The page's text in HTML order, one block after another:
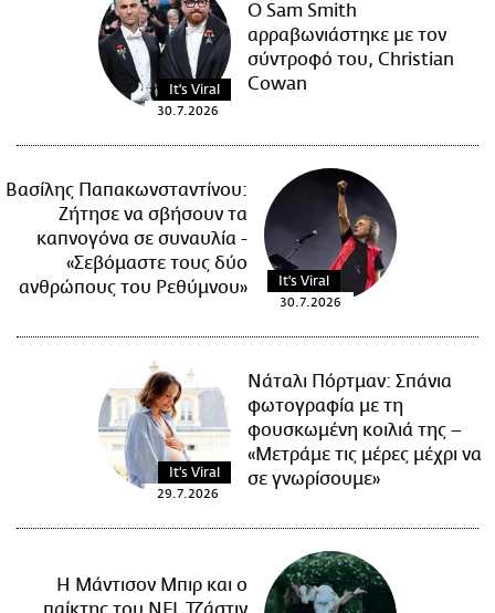
Ο Sam Smith
αρραβωνιάστηκε με τον
σύντροφό του, Christian
Cowan
It's Viral
30.7.2026
Βασίλης Παπακωνσταντίνου:
Ζήτησε να σβήσουν τα
καπνογόνα σε συναυλία -
«Σεβόμαστε τους δύο
ανθρώπους του Ρεθύμνου»
It's Viral
30.7.2026
Νάταλι Πόρτμαν: Σπάνια
φωτογραφία με τη
φουσκωμένη κοιλιά της –
«Μετράμε τις μέρες μέχρι να
σε γνωρίσουμε»
It's Viral
29.7.2026
Η Μάντισον Μπιρ και ο